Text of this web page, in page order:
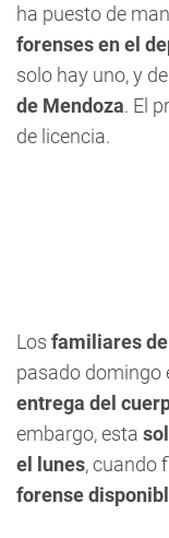
ha puesto de
forenses en el
solo hay uno, y
de Mendoza. El
de licencia.
Los familiares
pasado domingo
entrega del
embargo, esta
el lunes, cuando
forense